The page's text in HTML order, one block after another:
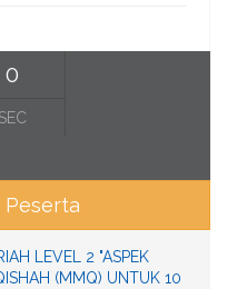
0
SEC
Peserta
LEVEL 2 "ASPEK
(MMQ) UNTUK 10